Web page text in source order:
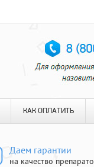
КАК ОПЛАТИТЬ
Даем гарантии
на качество